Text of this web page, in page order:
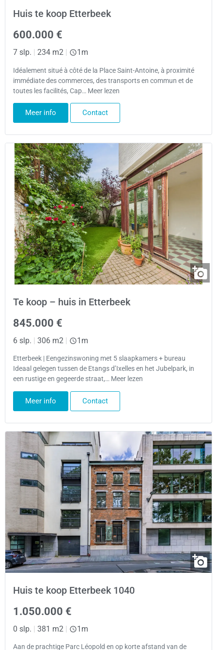
Huis te koop Etterbeek
600.000 €
7 slp. 234 m2 1m
Idéalement situé à côté de la Place Saint-Antoine, à proximité
immédiate des commerces, des transports en commun et de
toutes les facilités, Cap… Meer lezen
Meer info Contact
Te koop – huis in Etterbeek
845.000 €
6 slp. | 306 m2 | 1m
Etterbeek | Eengezinswoning met 5 slaapkamers + bureau
Ideaal gelegen tussen de Etangs d’Ixelles en het Jubelpark, in
een rustige en gegeerde straat,… Meer lezen
Meer info Contact
Huis te koop Etterbeek 1040
1.050.000 €
0 slp. | 381 m2 | 1m
Aan de prachtige Parc Léopold en op korte afstand van de